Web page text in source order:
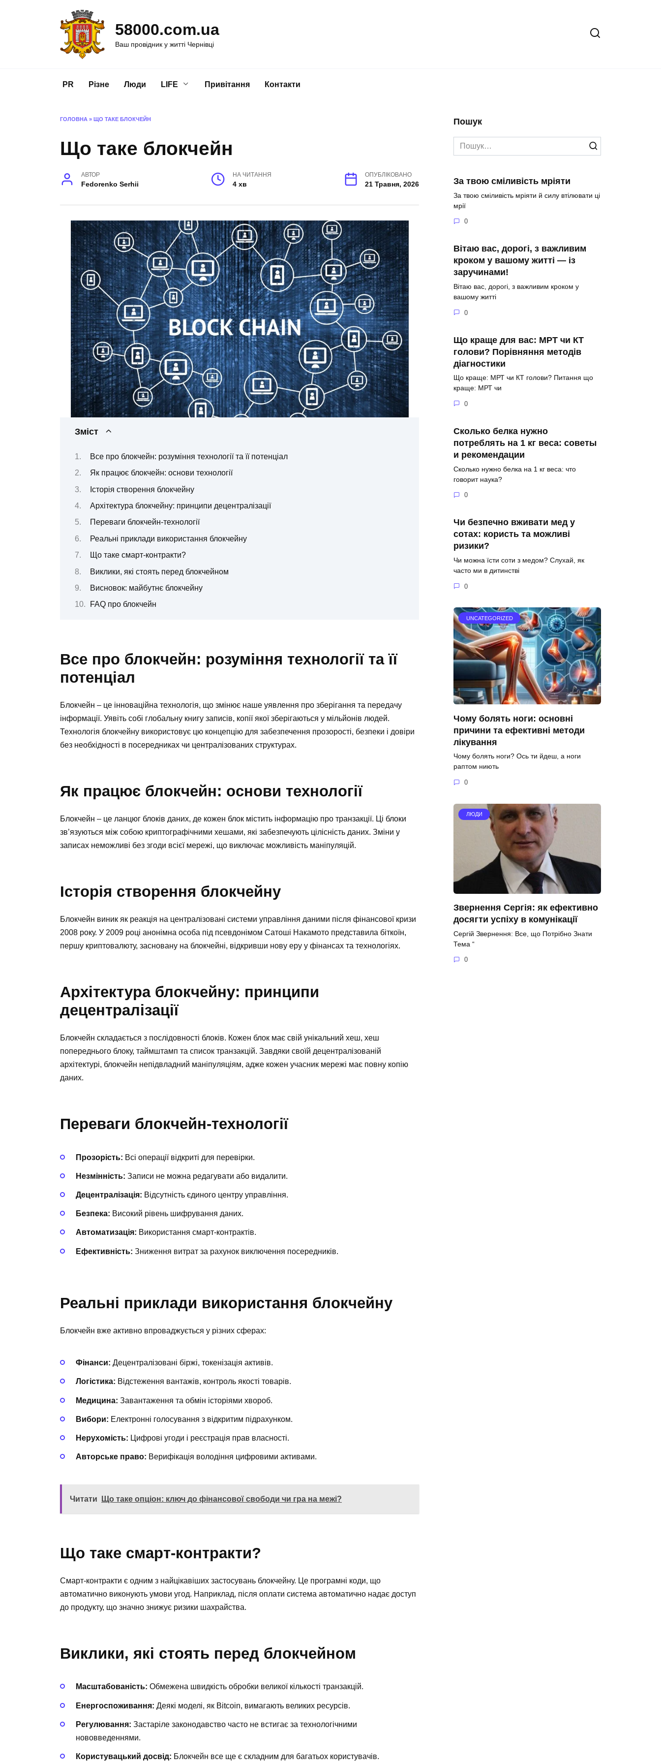
58000.com.ua
Ваш провідник у житті Чернівці
PR Різне Люди LIFE Привітання Контакти
ГОЛОВНА » ЩО ТАКЕ БЛОКЧЕЙН
Що таке блокчейн
АВТОР
Fedorenko Serhii
НА ЧИТАННЯ
4 хв
ОПУБЛІКОВАНО
21 Травня, 2026
Зміст
Все про блокчейн: розуміння технології та її потенціал
Як працює блокчейн: основи технології
Історія створення блокчейну
Архітектура блокчейну: принципи децентралізації
Переваги блокчейн-технології
Реальні приклади використання блокчейну
Що таке смарт-контракти?
Виклики, які стоять перед блокчейном
Висновок: майбутнє блокчейну
FAQ про блокчейн
Все про блокчейн: розуміння технології та її
потенціал
Блокчейн – це інноваційна технологія, що змінює наше уявлення про зберігання та передачу
інформації. Уявіть собі глобальну книгу записів, копії якої зберігаються у мільйонів людей.
Технологія блокчейну використовує цю концепцію для забезпечення прозорості, безпеки і довіри
без необхідності в посередниках чи централізованих структурах.
Як працює блокчейн: основи технології
Блокчейн – це ланцюг блоків даних, де кожен блок містить інформацію про транзакції. Ці блоки
зв’язуються між собою криптографічними хешами, які забезпечують цілісність даних. Зміни у
записах неможливі без згоди всієї мережі, що виключає можливість маніпуляцій.
Історія створення блокчейну
Блокчейн виник як реакція на централізовані системи управління даними після фінансової кризи
2008 року. У 2009 році анонімна особа під псевдонімом Сатоші Накамото представила біткоїн,
першу криптовалюту, засновану на блокчейні, відкривши нову еру у фінансах та технологіях.
Архітектура блокчейну: принципи
децентралізації
Блокчейн складається з послідовності блоків. Кожен блок має свій унікальний хеш, хеш
попереднього блоку, таймштамп та список транзакцій. Завдяки своїй децентралізованій
архітектурі, блокчейн непідвладний маніпуляціям, адже кожен учасник мережі має повну копію
даних.
Переваги блокчейн-технології
Прозорість: Всі операції відкриті для перевірки.
Незмінність: Записи не можна редагувати або видалити.
Децентралізація: Відсутність єдиного центру управління.
Безпека: Високий рівень шифрування даних.
Автоматизація: Використання смарт-контрактів.
Ефективність: Зниження витрат за рахунок виключення посередників.
Реальні приклади використання блокчейну
Блокчейн вже активно впроваджується у різних сферах:
Фінанси: Децентралізовані біржі, токенізація активів.
Логістика: Відстеження вантажів, контроль якості товарів.
Медицина: Завантаження та обмін історіями хвороб.
Вибори: Електронні голосування з відкритим підрахунком.
Нерухомість: Цифрові угоди і реєстрація прав власності.
Авторське право: Верифікація володіння цифровими активами.
Читати Що таке опціон: ключ до фінансової свободи чи гра на межі?
Що таке смарт-контракти?
Смарт-контракти є одним з найцікавіших застосувань блокчейну. Це програмні коди, що
автоматично виконують умови угод. Наприклад, після оплати система автоматично надає доступ
до продукту, що значно знижує ризики шахрайства.
Виклики, які стоять перед блокчейном
Масштабованість: Обмежена швидкість обробки великої кількості транзакцій.
Енергоспоживання: Деякі моделі, як Bitcoin, вимагають великих ресурсів.
Регулювання: Застаріле законодавство часто не встигає за технологічними
нововведеннями.
Користувацький досвід: Блокчейн все ще є складним для багатьох користувачів.
Пошук
Search
for:
За твою сміливість мріяти
За твою сміливість мріяти й силу втілювати ці
мрії
0
Вітаю вас, дорогі, з важливим
кроком у вашому житті — із
заручинами!
Вітаю вас, дорогі, з важливим кроком у
вашому житті
0
Що краще для вас: МРТ чи КТ
голови? Порівняння методів
діагностики
Що краще: МРТ чи КТ голови? Питання що
краще: МРТ чи
0
Сколько белка нужно
потреблять на 1 кг веса: советы
и рекомендации
Сколько нужно белка на 1 кг веса: что
говорит наука?
0
Чи безпечно вживати мед у
сотах: користь та можливі
ризики?
Чи можна їсти соти з медом? Слухай, як
часто ми в дитинстві
0
UNCATEGORIZED
Чому болять ноги: основні
причини та ефективні методи
лікування
Чому болять ноги? Ось ти йдеш, а ноги
раптом ниють
0
ЛЮДИ
Звернення Сергія: як ефективно
досягти успіху в комунікації
Сергій Звернення: Все, що Потрібно Знати
Тема “
0